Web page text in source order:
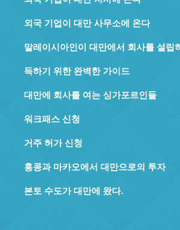
외국 기업이 대만 사무소에 온다
말레이시아인이 대만에서 회사를 설립
득하기 위한 완벽한 가이드
대만에 회사를 여는 싱가포르인들
워크패스 신청
거주 허가 신청
홍콩과 마카오에서 대만으로의 투자
본토 수도가 대만에 왔다.